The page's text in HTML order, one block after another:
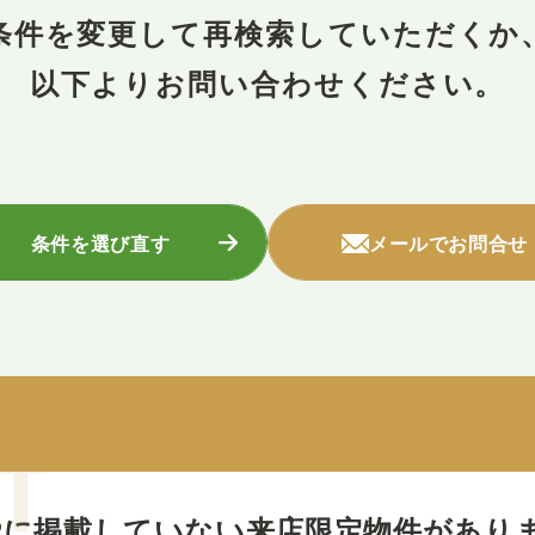
件を変更して再検索していただくか、
以下よりお問い合わせください。
条件を選び直す メールでお問合せ